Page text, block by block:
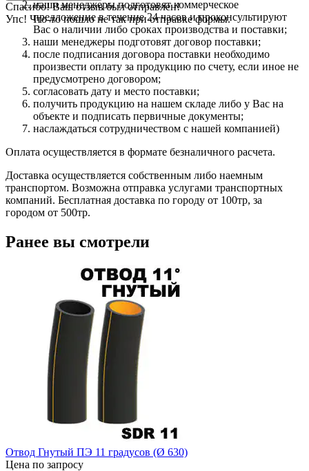
Спасибо! Ваш отзыв был отправлен!
Упс! Что-то пошло не так при отправке формы.
наши менеджеры подготовят коммерческое
предложение в течение 24 часов и проконсультируют
Вас о наличии либо сроках производства и поставки;
наши менеджеры подготовят договор поставки;
после подписания договора поставки необходимо
произвести оплату за продукцию по счету, если иное не
предусмотрено договором;
согласовать дату и место поставки;
получить продукцию на нашем складе либо у Вас на
объекте и подписать первичные документы;
наслаждаться сотрудничеством с нашей компанией)
Оплата осуществляется в формате безналичного расчета.
Доставка осуществляется собственным либо наемным
транспортом. Возможна отправка услугами транспортных
компаний. Бесплатная доставка по городу от 100тр, за
городом от 500тр.
Ранее вы смотрели
Отвод Гнутый ПЭ 11 градусов (Ø 630)
Цена по запросу